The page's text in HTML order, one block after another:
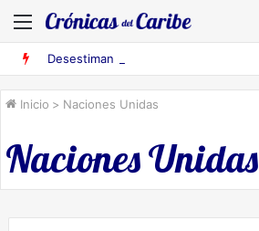
Menú
Inicio > Naciones Unidas
Naciones Unidas